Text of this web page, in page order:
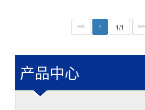
<< 1 1/1 >>
产品中心